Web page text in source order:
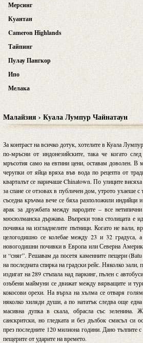
Мерсинг
Куантан
Cameron Highlands
Тайпинг
Пулау Пангкор
Ипо
Мелака
Малайзия › Куала Лумпур Чайнатаун
За контраст на всичко дотук, хотелите в Куала
по-мръсни от индонезийските, така че когато
мръсотия само на евтини цени, оставам доволен. В
черупки от яйца вряха във вода по рецепта от
кварталът се наричаше Chinatown. По улиците
за спане се отзовах в публичен дом, утрото ухаеше
съседна кръчма вече се бяха разположили индийци
арак за дружбата между народите – все
мюсюлманска държава. Въпреки това столицата е
почивка на изгладнелите пътници. Когато не вали,
целогодишно се колебае между 23 и 32 градуса, а
новогодишни почивки в Европа или Северна
и “сняг”. Решавам да посетя каменните пещери
на последната спирка на градски рейс. Няколко
издигат на 289 стъпала над паркинг, пълен с
озъбени маймуни се движат между вярващите и
кокосови орехи. На върха на хълма се отваря
няколко хиляди души, а по нататък следва още
масивна дупка в скала, обрасла със зеленина.
санскритски, но гледката и без дълбок смисъл си
през последните 120 милиона години. Дано тълпите
пещерите от ударите на времето.